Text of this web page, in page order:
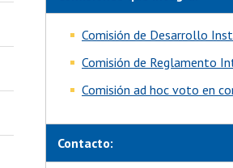
Comisión de Desarrollo
Comisión de Reglamento
Comisión ad hoc voto en
Contacto: